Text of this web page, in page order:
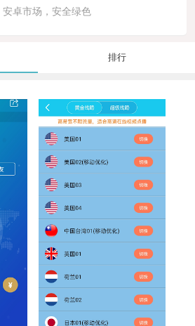
安卓市场，安全绿色
排行